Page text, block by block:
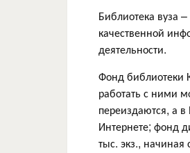
Библиотека вуза
качественной
деятельности.
Фонд библиотеки
работать с ними
переиздаются, а в
Интернете; фонд
тыс. экз.,